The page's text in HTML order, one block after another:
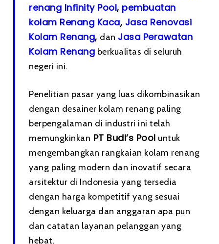
renang Infinity Pool, pembuatan
kolam Renang Kaca, Jasa Renovasi
Kolam Renang, dan Jasa Perawatan
Kolam Renang berkualitas di seluruh
negeri ini.
Penelitian pasar yang luas dikombinasikan
dengan desainer kolam renang paling
berpengalaman di industri ini telah
memungkinkan PT Budi’s Pool untuk
mengembangkan rangkaian kolam renang
yang paling modern dan inovatif secara
arsitektur di Indonesia yang tersedia
dengan harga kompetitif yang sesuai
dengan keluarga dan anggaran apa pun
dan catatan layanan pelanggan yang
hebat.